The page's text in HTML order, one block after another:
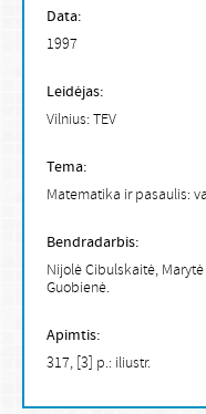
Data:
1997
Leidėjas:
Vilnius: TEV
Tema:
Matematika ir pasaulis:
Bendradarbis:
Nijolė Cibulskaitė,
Guobienė.
Apimtis:
317, [3] p.: iliustr.